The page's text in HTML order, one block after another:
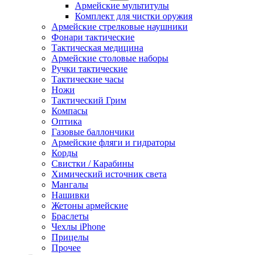
Армейские мультитулы
Комплект для чистки оружия
Армейские стрелковые наушники
Фонари тактические
Тактическая медицина
Армейские столовые наборы
Ручки тактические
Тактические часы
Ножи
Тактический Грим
Компасы
Оптика
Газовые баллончики
Армейские фляги и гидраторы
Корды
Свистки / Карабины
Химический источник света
Мангалы
Нашивки
Жетоны армейские
Браслеты
Чехлы iPhone
Прицелы
Прочее